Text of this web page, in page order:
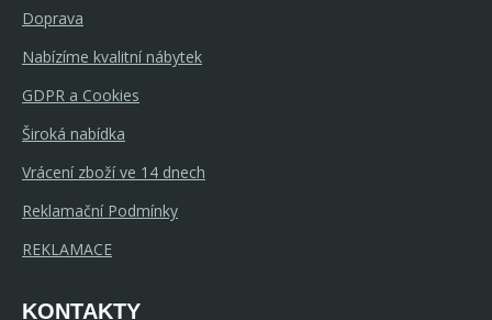
Doprava
Nabízíme kvalitní nábytek
GDPR a Cookies
Široká nabídka
Vrácení zboží ve 14 dnech
Reklamační Podmínky
REKLAMACE
KONTAKTY